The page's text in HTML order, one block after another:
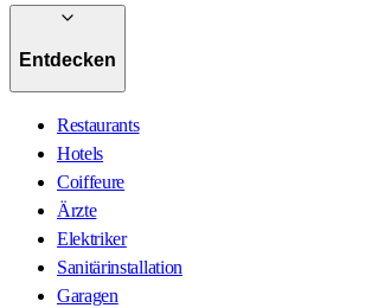
Entdecken
Restaurants
Hotels
Coiffeure
Ärzte
Elektriker
Sanitärinstallation
Garagen